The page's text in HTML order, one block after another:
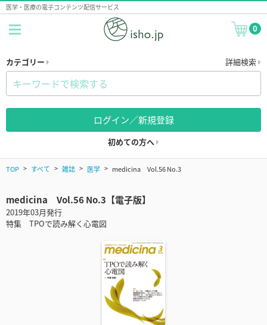
医学・医療の電子コンテンツ配信サービス
0
カテゴリー 詳細検索
ログイン／新規登録
初めての方へ
TOP すべて 雑誌 医学 medicina Vol.56 No.3
medicina Vol.56 No.3【電子版】
2019年03月発行
特集 TPOで読み解く心電図